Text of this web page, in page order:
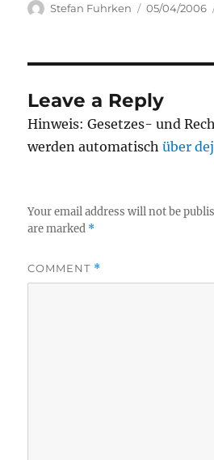
Author
Stefan Fuhrken
Posted
05/04/2006
Leave a Reply
Hinweis: Gesetzes- und
werden automatischüber
Your email address will not be
are marked *
COMMENT *